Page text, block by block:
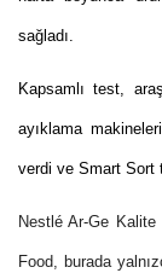
sağladı.
Kapsamlı test,
ayıklama
verdi ve Smart Sort
Nestlé Ar-Ge
Food, burada